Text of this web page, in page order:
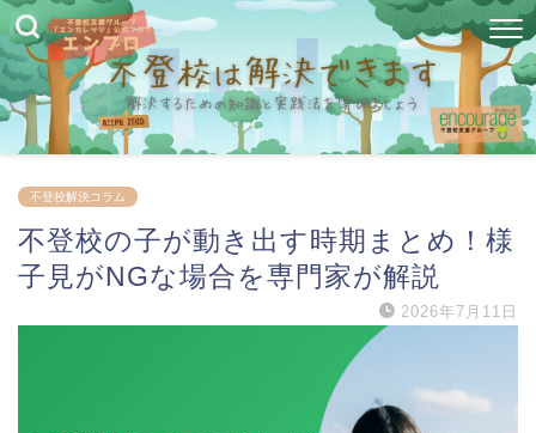
不登校解決コラム
不登校の子が動き出す時期まとめ！様
子見がNGな場合を専門家が解説
2026年7月11日